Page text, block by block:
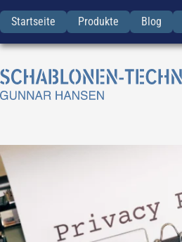
Startseite Produkte Blog